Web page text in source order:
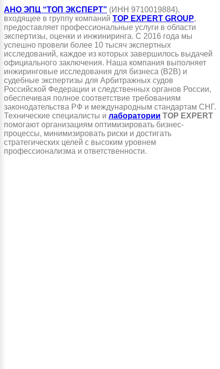
АНО ЭПЦ “ТОП ЭКСПЕРТ” (ИНН 9710019884),
входящее в группу компаний TOP EXPERT GROUP,
предоставляет профессиональные услуги в области
экспертизы, оценки и инжиниринга. С 2016 года мы
успешно провели более 10 тысяч экспертных
исследований, каждое из которых завершилось выдачей
официального заключения. Наша компания выполняет
инжиринговые исследования для бизнеса (B2B) и
судебные экспертизы для Арбитражных судов
Российской Федерации и следственных органов России,
обеспечивая полное соответствие требованиям
законодательства РФ и международным стандартам СНГ.
Технические специалисты и лаборатории TOP EXPERT
помогают организациям оптимизировать бизнес-
процессы, минимизировать риски и достигать
стратегических целей с высоким уровнем
профессионализма и ответственности.